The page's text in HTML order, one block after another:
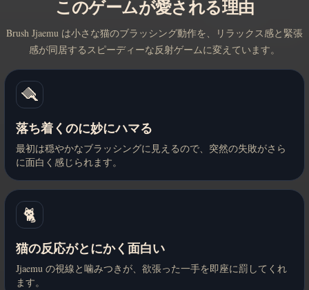
このゲームが愛される理由
Brush Jjaemu は小さな猫のブラッシング動作を、リラックス感と緊張
感が同居するスピーディーな反射ゲームに変えています。
🪮
落ち着くのに妙にハマる
最初は穏やかなブラッシングに見えるので、突然の失敗がさら
に面白く感じられます。
🐈
猫の反応がとにかく面白い
Jjaemu の視線と噛みつきが、欲張った一手を即座に罰してくれ
ます。